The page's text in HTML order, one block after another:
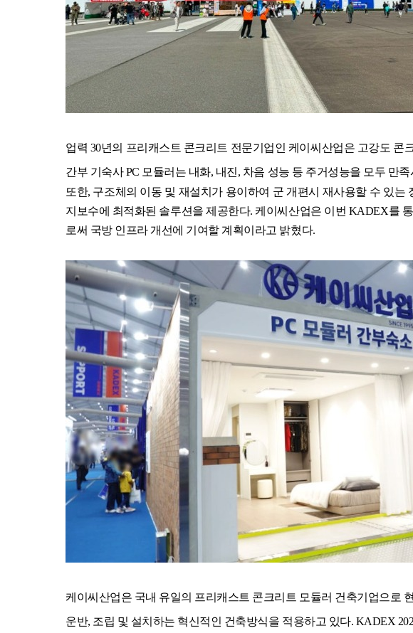
업력 30년의 프리캐스트 콘크리트 전문기업인 케이씨산업은 고강도
간부 기숙사 PC 모듈러는 내화, 내진, 차음 성능 등 주거성능을 모두 만
또한, 구조체의 이동 및 재설치가 용이하여 군 개편시 재사용할 수 있
지보수에 최적화된 솔루션을 제공한다. 케이씨산업은 이번 KADEX를
로써 국방 인프라 개선에 기여할 계획이라고 밝혔다.
케이씨산업은 국내 유일의 프리캐스트 콘크리트 모듈러 건축기업으로
운반, 조립 및 설치하는 혁신적인 건축방식을 적용하고 있다. KADEX